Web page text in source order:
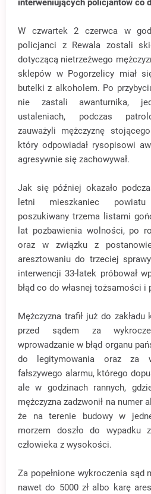
interweniujących policjantów co
W czwartek 2 czerwca w
policjanci z Rewala zostali
dotyczącą nietrzeźwego
sklepów w Pogorzelicy miał
butelki z alkoholem. Po
nie zastali awanturnika,
ustaleniach, podczas
zauważyli mężczyznę
który odpowiadał rysopisowi
agresywnie się zachowywał.
Jak się później okazało
letni mieszkaniec
poszukiwany trzema listami
lat pozbawienia wolności, po
oraz w związku z
aresztowaniu do trzeciej
interwencji 33-latek próbował
błąd co do własnej tożsamości i
Mężczyzna trafił już do
przed sądem za
wprowadzanie w błąd organu
do legitymowania oraz za
fałszywego alarmu, którego
ale w godzinach rannych,
mężczyzna zadzwonił na numer
że na terenie budowy w
morzem doszło do wypadku
człowieka z wysokości.
Za popełnione wykroczenia sąd
nawet do 5000 zł albo karę